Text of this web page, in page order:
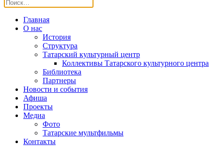
Главная
О нас
История
Структура
Татарский культурный центр
Коллективы Татарского культурного центра
Библиотека
Партнеры
Новости и события
Афиша
Проекты
Медиа
Фото
Татарские мультфильмы
Контакты